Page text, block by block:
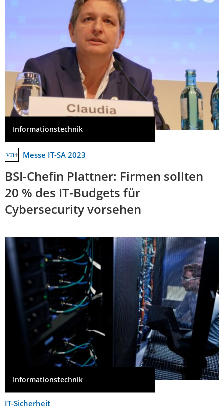
Informationstechnik
Messe IT-SA 2023
BSI-Chefin Plattner: Firmen sollten
20 % des IT-Budgets für
Cybersecurity vorsehen
Informationstechnik
IT-Sicherheit